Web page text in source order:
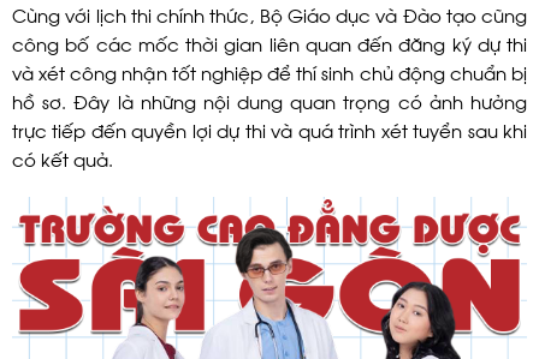
Cùng với lịch thi chính thức, Bộ Giáo dục và Đào tạo cũng
công bố các mốc thời gian liên quan đến đăng ký dự thi
và xét công nhận tốt nghiệp để thí sinh chủ động chuẩn bị
hồ sơ. Đây là những nội dung quan trọng có ảnh hưởng
trực tiếp đến quyền lợi dự thi và quá trình xét tuyển sau khi
có kết quả.